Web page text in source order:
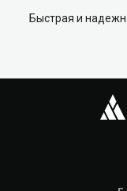
Быстрая и